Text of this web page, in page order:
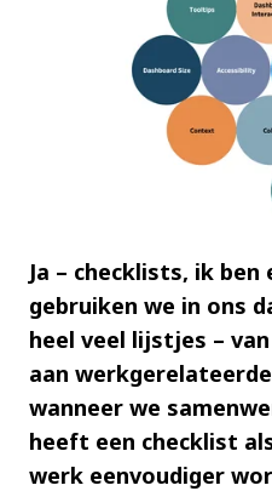
Ja – checklists, ik ben
gebruiken we in ons
heel veel lijstjes –
aan
wanneer we
heeft een checklist
werk eenvoudiger